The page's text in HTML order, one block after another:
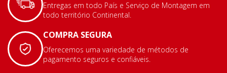
Entregas em todo País e Serviço de Montagem em
todo território Continental.
COMPRA SEGURA
Oferecemos uma variedade de métodos de
pagamento seguros e confiáveis.